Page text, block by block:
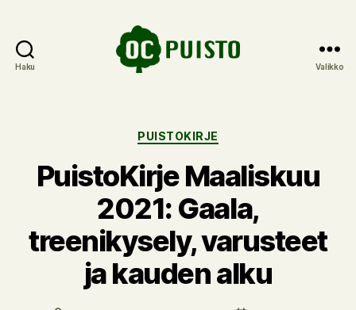
Haku Valikko
Kategoriat
PUISTOKIRJE
PuistoKirje Maaliskuu
2021: Gaala,
treenikysely, varusteet
ja kauden alku